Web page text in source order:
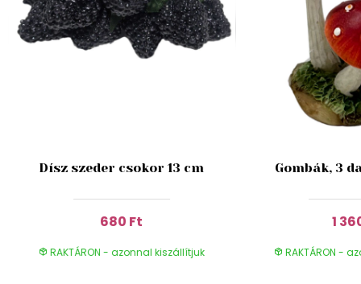
Dísz szeder csokor 13 cm
680 Ft
RAKTÁRON - azonnal kiszállítjuk
Gombák, 3
1
RAKTÁRON -